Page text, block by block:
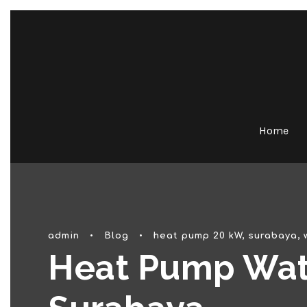
Home
admin • Blog • heat pump 20 kW, surabaya ,
Heat Pump